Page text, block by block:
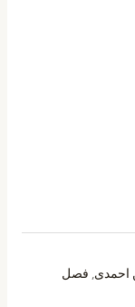
احمدی فصل